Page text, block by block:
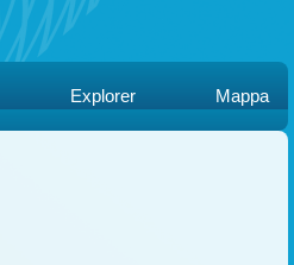
Explorer Mappa